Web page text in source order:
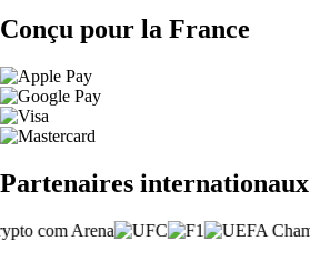
Conçu pour la France
Partenaires internationaux